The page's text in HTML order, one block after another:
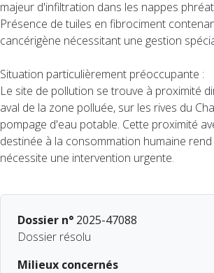
majeur d'infiltration dans les nappes
Présence de tuiles en fibrociment
cancérigène nécessitant une gestion
Situation particulièrement préoccupante :
Le site de pollution se trouve à proximité
aval de la zone polluée, sur les rives du
pompage d'eau potable. Cette proximité
destinée à la consommation humaine
nécessite une intervention urgente.
Dossier n°2025-47088
Dossier résolu
Milieux concernés